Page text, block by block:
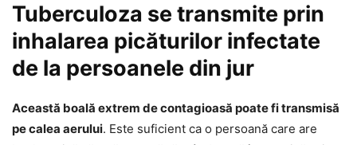
Tuberculoza se transmite prin
inhalarea picăturilor infectate
de la persoanele din jur
Această boală extrem de contagioasă poate fi transmisă
pe calea aerului. Este suficient ca o persoană care are